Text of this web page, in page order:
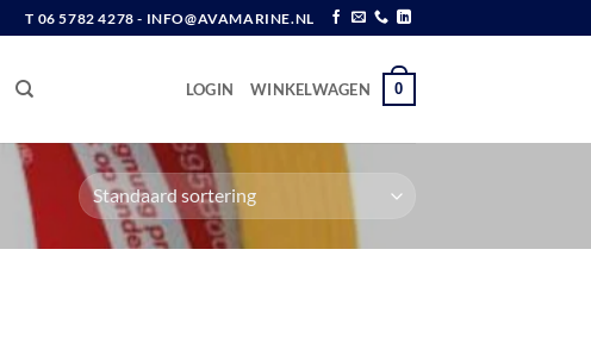
T 06 5782 4278 - INFO@AVAMARINE.NL
LOGIN WINKELWAGEN 0